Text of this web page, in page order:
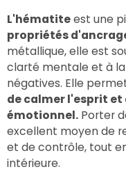
L'hématiteest une
propriétés
métallique, elle est
clarté mentale et à
négatives. Elle
de calmer l'esprit
émotionnel. Porter
excellent moyen de
et de contrôle, tout
intérieure.